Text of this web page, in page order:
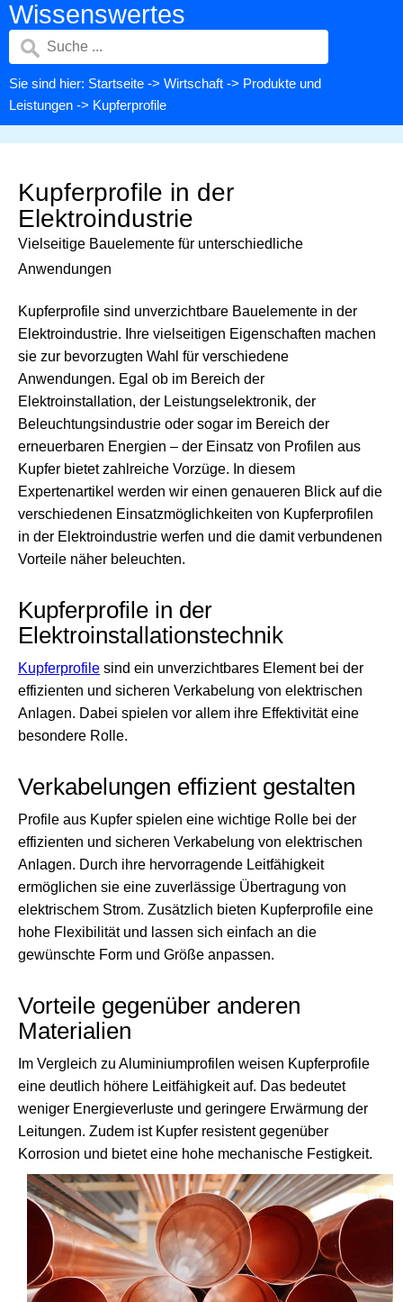
Wissenswertes
Sie sind hier: Startseite -> Wirtschaft -> Produkte und
Leistungen -> Kupferprofile
Kupferprofile in der
Elektroindustrie
Vielseitige Bauelemente für unterschiedliche
Anwendungen
Kupferprofile sind unverzichtbare Bauelemente in der
Elektroindustrie. Ihre vielseitigen Eigenschaften machen
sie zur bevorzugten Wahl für verschiedene
Anwendungen. Egal ob im Bereich der
Elektroinstallation, der Leistungselektronik, der
Beleuchtungsindustrie oder sogar im Bereich der
erneuerbaren Energien – der Einsatz von Profilen aus
Kupfer bietet zahlreiche Vorzüge. In diesem
Expertenartikel werden wir einen genaueren Blick auf die
verschiedenen Einsatzmöglichkeiten von Kupferprofilen
in der Elektroindustrie werfen und die damit verbundenen
Vorteile näher beleuchten.
Kupferprofile in der
Elektroinstallationstechnik
Kupferprofile sind ein unverzichtbares Element bei der
effizienten und sicheren Verkabelung von elektrischen
Anlagen. Dabei spielen vor allem ihre Effektivität eine
besondere Rolle.
Verkabelungen effizient gestalten
Profile aus Kupfer spielen eine wichtige Rolle bei der
effizienten und sicheren Verkabelung von elektrischen
Anlagen. Durch ihre hervorragende Leitfähigkeit
ermöglichen sie eine zuverlässige Übertragung von
elektrischem Strom. Zusätzlich bieten Kupferprofile eine
hohe Flexibilität und lassen sich einfach an die
gewünschte Form und Größe anpassen.
Vorteile gegenüber anderen
Materialien
Im Vergleich zu Aluminiumprofilen weisen Kupferprofile
eine deutlich höhere Leitfähigkeit auf. Das bedeutet
weniger Energieverluste und geringere Erwärmung der
Leitungen. Zudem ist Kupfer resistent gegenüber
Korrosion und bietet eine hohe mechanische Festigkeit.